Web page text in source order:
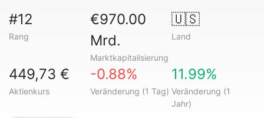
#12
Rang
€970.00
Mrd.
Marktkapitalisierung
🇺🇸
Land
449,73 €
Aktienkurs
-0.88%
Veränderung (1 Tag)
11.99%
Veränderung (1
Jahr)